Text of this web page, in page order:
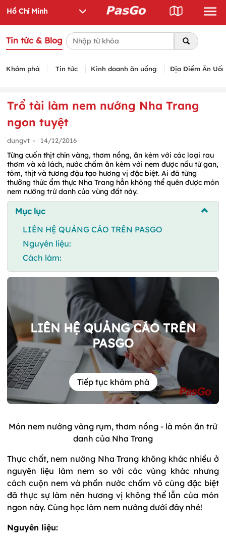
Tin tức & Blog
Khám phá Tin tức Kinh doanh ăn uống Địa Điểm Ăn
Trổ tài làm nem nướng Nha Trang
ngon tuyệt
dungvt - 14/12/2016
Từng cuốn thịt chín vàng, thơm nồng, ăn kèm với các loại rau
thơm và xà lách, nước chấm ăn kèm với nem được nấu từ gan,
tôm, thịt và tương đậu tạo hương vị đặc biệt. Ai đã từng
thưởng thức ẩm thực Nha Trang hẳn không thể quên được món
nem nướng trứ danh của vùng đất này.
Mục lục
LIÊN HỆ QUẢNG CÁO TRÊN PASGO
Nguyên liệu:
Cách làm:
LIÊN HỆ QUẢNG CÁO TRÊN
PASGO
Tiếp tục khám phá
Món nem nướng vàng rụm, thơm nồng - là món ăn trứ
danh của Nha Trang
Thực chất, nem nướng Nha Trang không khác nhiều ở
nguyên liệu làm nem so với các vùng khác nhưng
cách cuộn nem và phần nước chấm vô cùng đặc biệt
đã thực sự làm nên hương vị không thể lẫn của món
ngon này. Cùng học làm nem nướng dưới đây nhé!
Nguyên liệu: